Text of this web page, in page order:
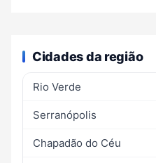
Cidades da região
Rio Verde
Serranópolis
Chapadão do Céu